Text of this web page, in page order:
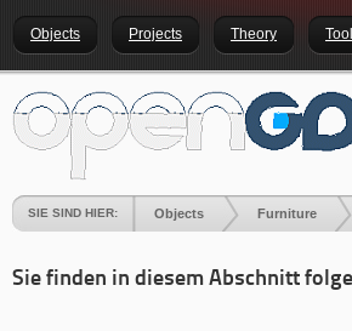
Objects Projects Theory
SIE SIND HIER: Objects Furniture
Sie finden in diesem Abschnitt